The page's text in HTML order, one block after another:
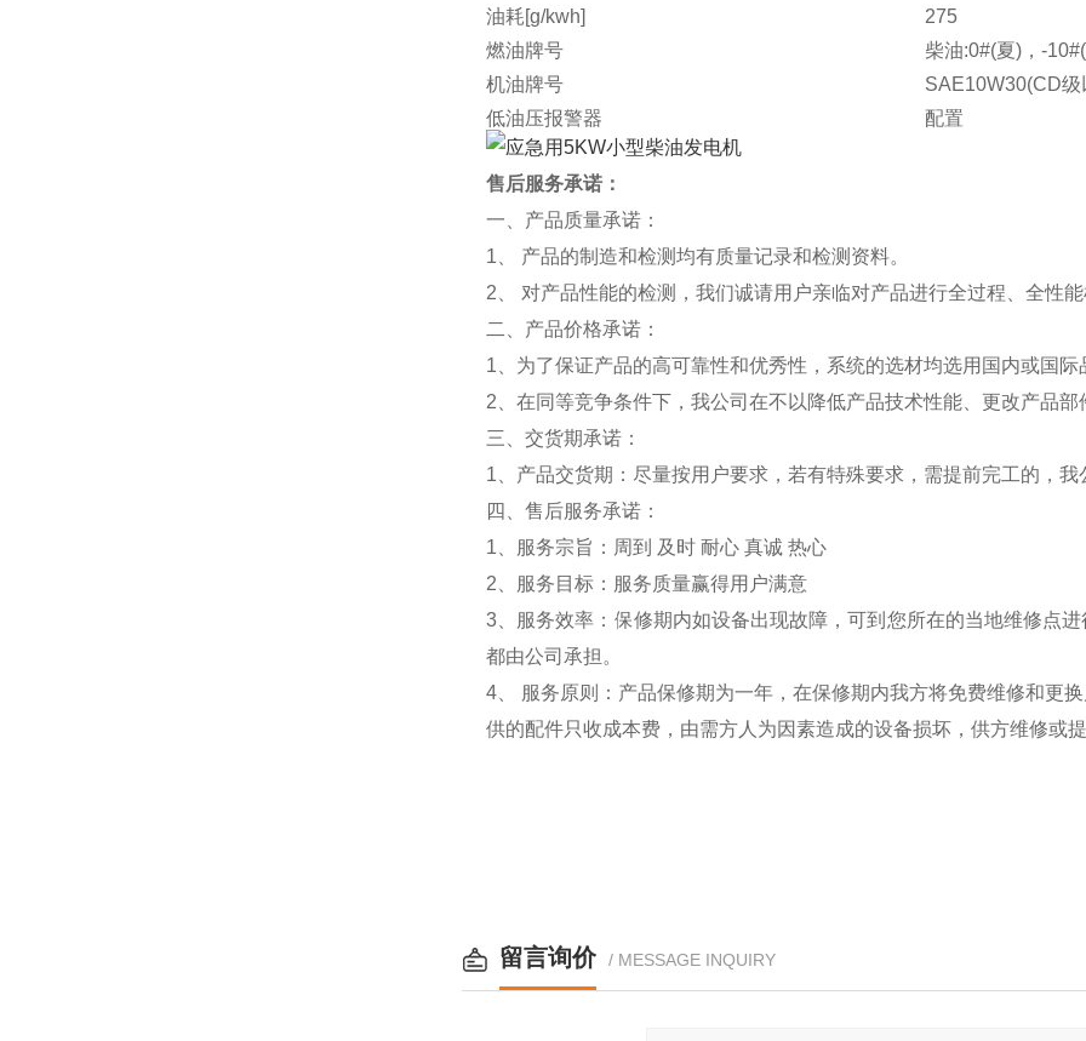
油耗[g/kwh]
275
燃油牌号
柴油:0#(夏)，-
机油牌号
SAE10W30(CD级
低油压报警器
配置
可选配置
外形尺寸[mm]
净重[kg]
厂家电话
售后服务承诺：
一、产品质量承诺：
1、 产品的制造和检测均有质量记录和检测资料。
2、 对产品性能的检测，我们诚请用户亲临对产品进行全过程、全性
二、产品价格承诺：
1、为了保证产品的高可靠性和优秀性，系统的选材均选用国内或国际
2、在同等竞争条件下，我公司在不以降低产品技术性能、更改产品
三、交货期承诺：
1、产品交货期：尽量按用户要求，若有特殊要求，需提前完工的，
四、售后服务承诺：
1、服务宗旨：周到 及时 耐心 真诚 热心
2、服务目标：服务质量赢得用户满意
3、服务效率：保修期内如设备出现故障，可到您所在的当地维修点
都由公司承担。
4、 服务原则：产品保修期为一年，在保修期内我方将免费维修和更
供的配件只收成本费，由需方人为因素造成的设备损坏，供方维修或
留言询价 / MESSAGE INQUIRY